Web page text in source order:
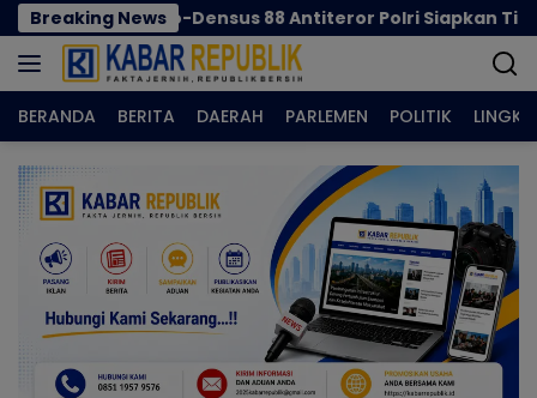
Langsung
ke
konten
Breaking News
Densus 88 Antiteror Polri Siapkan Tim Terpadu
BERANDA BERITA DAERAH PARLEMEN POLITIK